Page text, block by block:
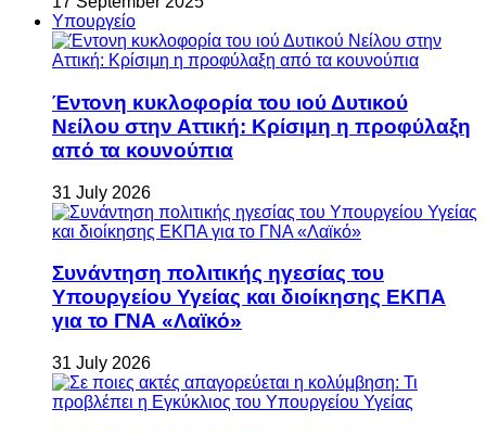
Υπουργείο
Έντονη κυκλοφορία του ιού Δυτικού
Νείλου στην Αττική: Κρίσιμη η προφύλαξη
από τα κουνούπια
31 July 2026
Συνάντηση πολιτικής ηγεσίας του
Υπουργείου Υγείας και διοίκησης ΕΚΠΑ
για το ΓΝΑ «Λαϊκό»
31 July 2026